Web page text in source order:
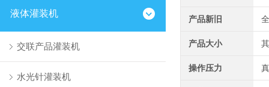
液体灌装机
交联产品灌装机
水光针灌装机
产品新旧
产品大小
操作压力